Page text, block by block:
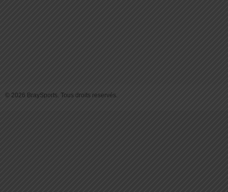
© 2026 BraySports. Tous droits reservés.